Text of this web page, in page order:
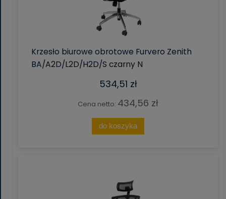
Krzesło biurowe obrotowe Furvero Zenith
BA/A2D/L2D/H2D/S czarny N
534,51 zł
Cena netto: 434,56 zł
do koszyka